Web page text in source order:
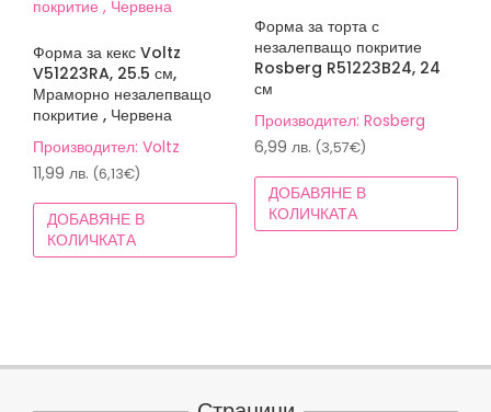
Форма за кекс Voltz
V51223RA, 25.5 см,
Мраморно незалепващо
покритие , Червена
Производител: Voltz
11,99 лв. (6,13€)
ДОБАВЯНЕ В
КОЛИЧКАТА
Форма за торта с
незалепващо покритие
Rosberg R51223B24, 24
см
Производител: Rosberg
6,99 лв. (3,57€)
ДОБАВЯНЕ В
КОЛИЧКАТА